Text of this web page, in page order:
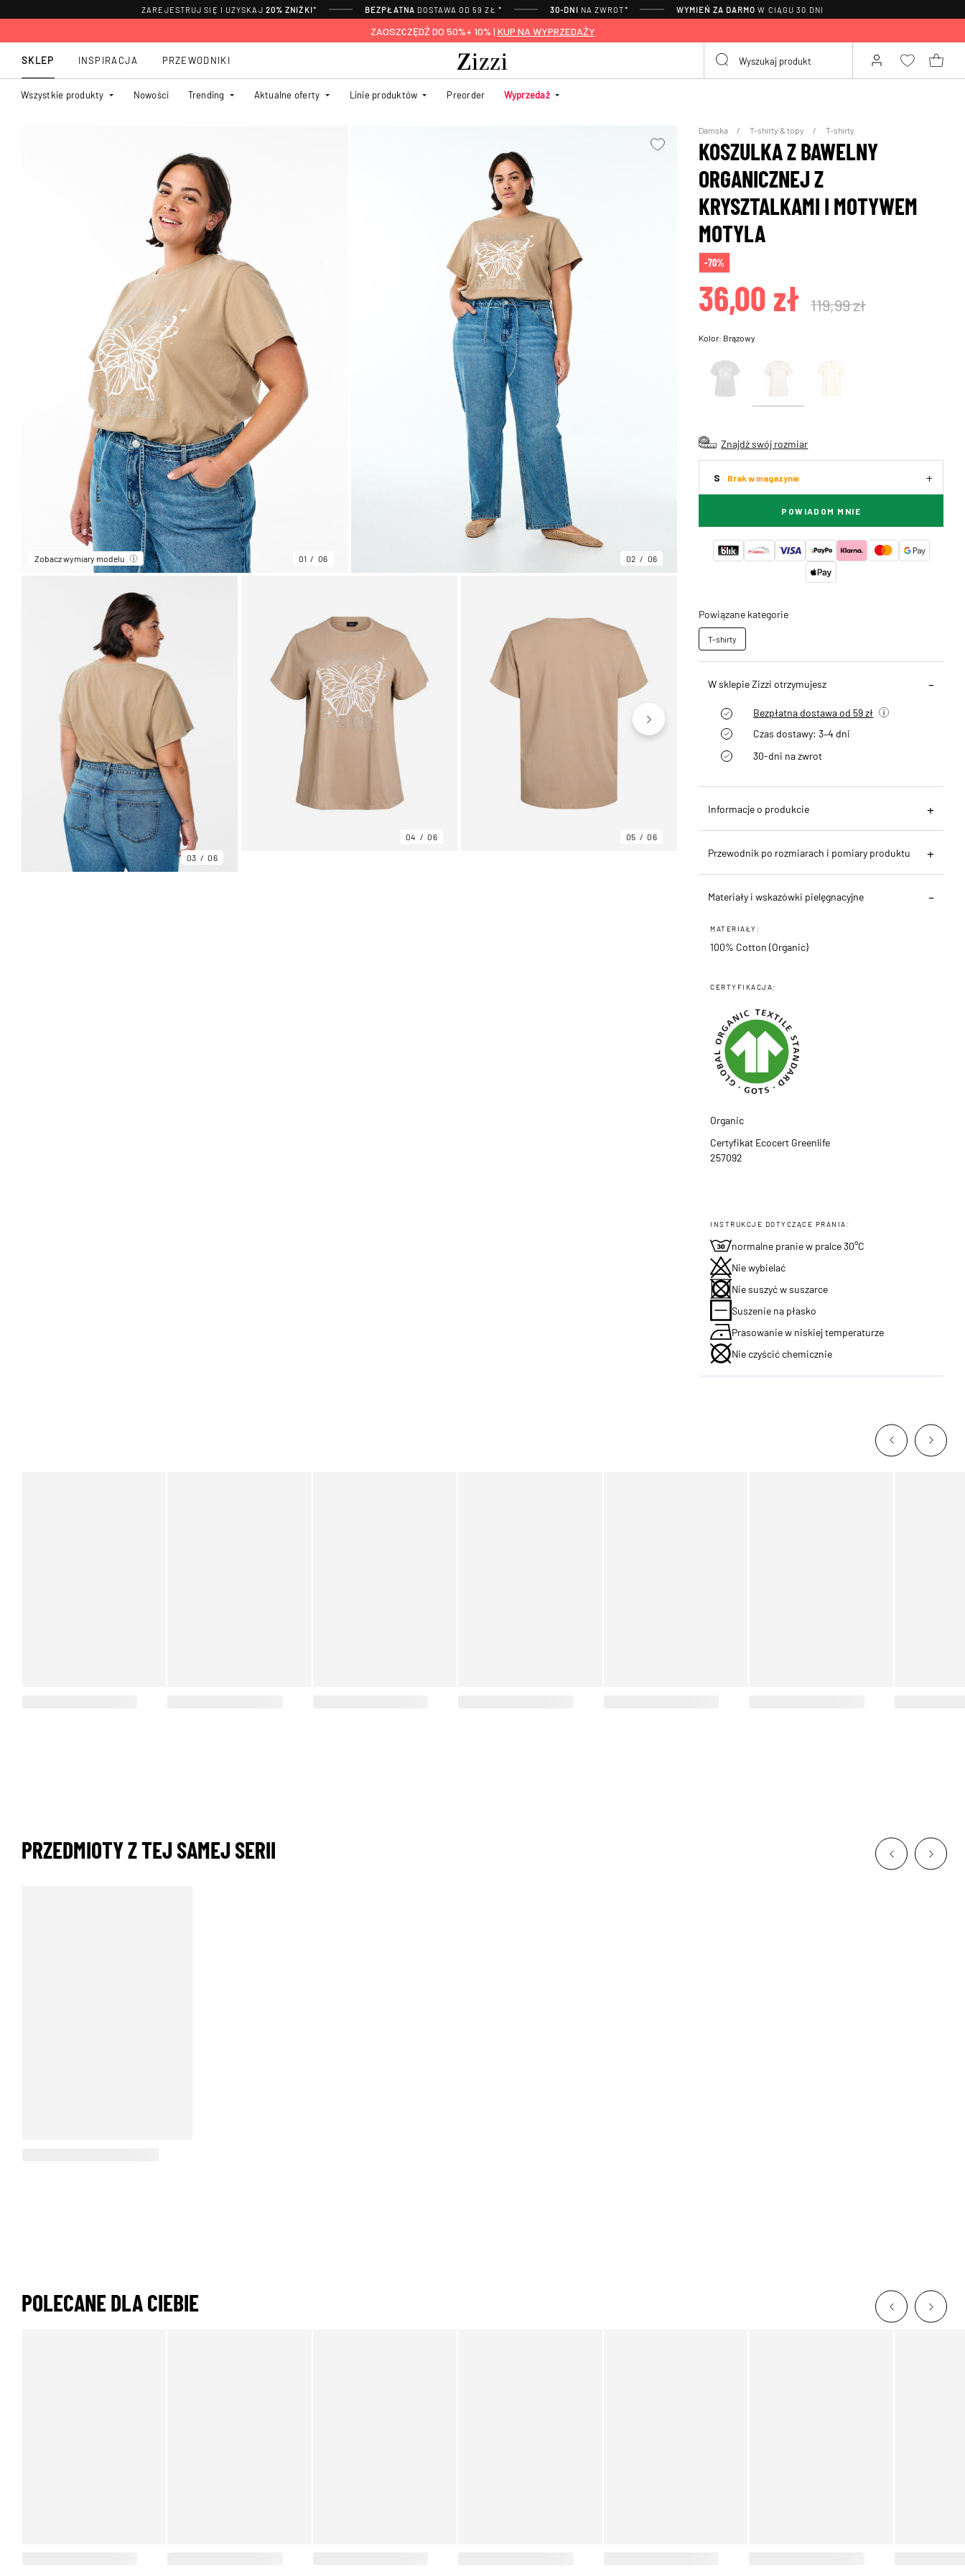
ZAREJESTRUJ SIĘ I UZYSKAJ 20% ZNIŻKI* BEZPŁATNA DOSTAWA OD 59 ZŁ * 30-DNI NA ZWROT* WYMIEŃ ZA DARMO W CIĄGU 30 DNI
ZAOSZCZĘDŹ DO 50%+ 10% | KUP NA WYPRZEDAŻY
SKLEP
Wszystkie produkty Nowości Trending Aktualne oferty Linie produktów Preorder Wyprzedaż
INSPIRACJA PRZEWODNIKI
Zobacz wymiary modelu 01 06 02 06
03 06
04 06 05 06
Damska T-shirty & topy T-shirty
KOSZULKA Z BAWELNY
ORGANICZNEJ Z
KRYSZTALKAMI I MOTYWEM
MOTYLA
-70%
36,00 zł 119,99 zł
Kolor: Brązowy
Znajdź swój rozmiar
S Brak w magazynie
POWIADOM MNIE
Powiązane kategorie
T-shirty
W sklepie Zizzi otrzymujesz
Bezpłatna dostawa od 59 zł
Czas dostawy: 3–4 dni
30-dni na zwrot
Informacje o produkcie
Przewodnik po rozmiarach i pomiary produktu
Materiały i wskazówki pielęgnacyjne
MATERIAŁY:
100% Cotton (Organic)
CERTYFIKACJA:
Organic
Certyfikat Ecocert Greenlife
257092
INSTRUKCJE DOTYCZĄCE PRANIA:
normalne pranie w pralce 30°C
Nie wybielać
Nie suszyć w suszarce
Suszenie na płasko
Prasowanie w niskiej temperaturze
Nie czyścić chemicznie
PRZEDMIOTY Z TEJ SAMEJ SERII
POLECANE DLA CIEBIE